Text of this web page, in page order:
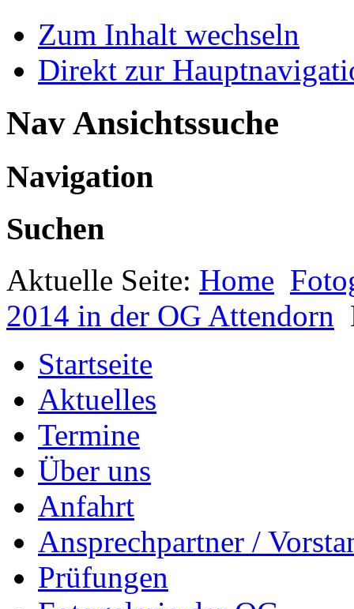
Zum Inhalt wechseln
Direkt zur
Nav Ansichtssuche
Navigation
Suchen
Aktuelle Seite: Home
2014 in der OG Attendorn
Startseite
Aktuelles
Termine
Über uns
Anfahrt
Ansprechpartner /
Prüfungen